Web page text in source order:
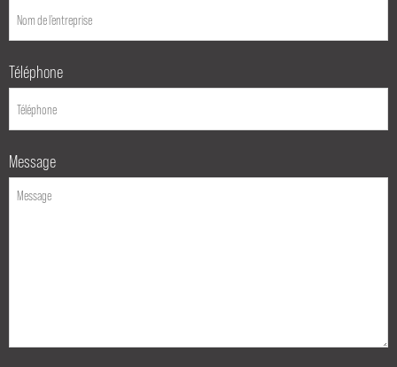
Téléphone
Message